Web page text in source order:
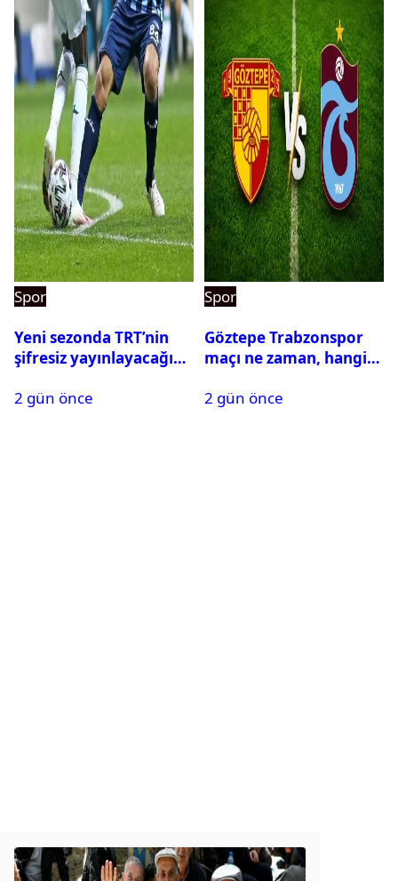
Spor
Yeni sezonda TRT’nin
şifresiz yayınlayacağı
2 gün önce
Spor
Göztepe Trabzonspor
maçı ne zaman, hangi
oynayacak mı?
2 gün önce